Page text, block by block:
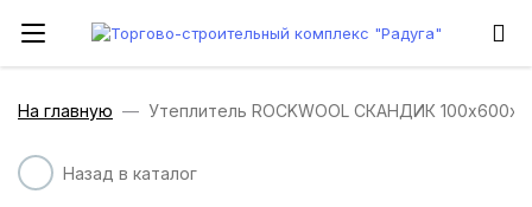
На главную Утеплитель ROCKWOOL СКАНДИК
Назад в каталог